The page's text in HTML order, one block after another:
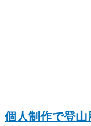
個人制作で登山